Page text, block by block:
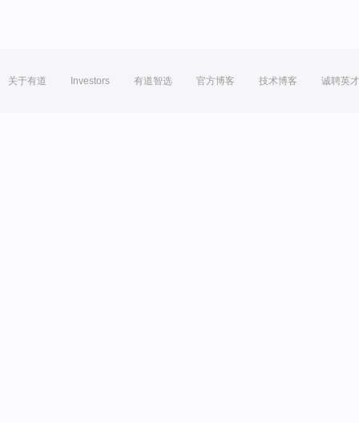
关于有道 Investors 有道智选 官方博客 技术博客 诚聘英才